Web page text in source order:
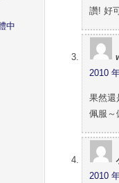
讚! 好
2010
果然還
佩服～
2010
中